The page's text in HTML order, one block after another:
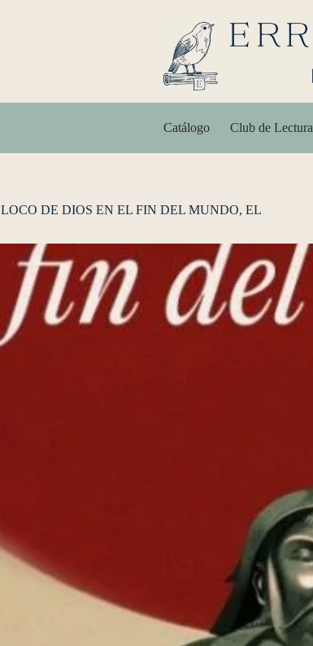
Catálogo Club de Lectura
LOCO DE DIOS EN EL FIN DEL MUNDO, EL